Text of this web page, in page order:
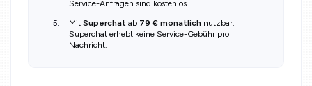
Service-Anfragen sind kostenlos.
Mit Superchat ab 79 € monatlich nutzbar.
Superchat erhebt keine Service-Gebühr pro
Nachricht.